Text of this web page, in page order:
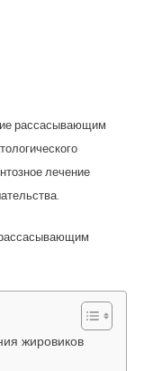
рассасывающим
лечение
жировиков